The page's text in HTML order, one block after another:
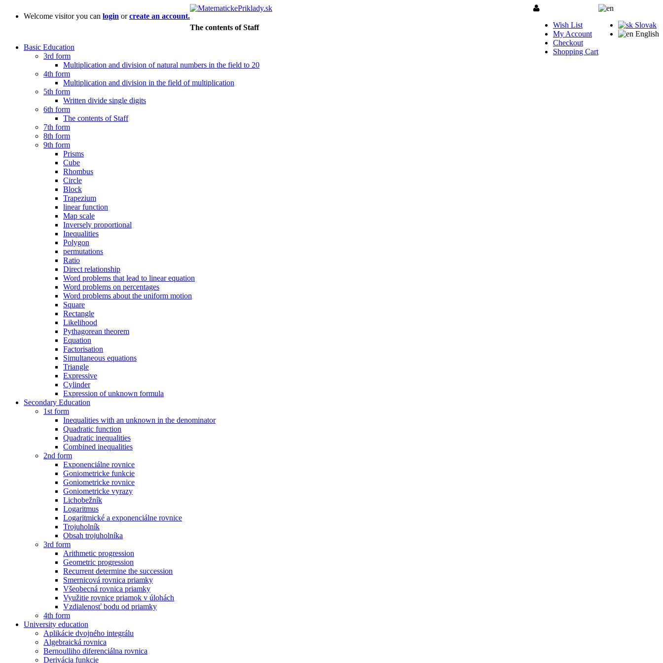
Slovak
English
Welcome visitor you can login orcreate an account.
Wish List
My Account
Checkout
Shopping Cart
The contents of Staff
Basic Education
3rd form
Multiplication and division of natural numbers in the field to 20
4th form
Multiplication and division in the field of multiplication
5th form
Written divide single digits
6th form
The contents of Staff
7th form
8th form
9th form
Prisms
Cube
Rhombus
Circle
Block
Trapezium
linear function
Map scale
Inversely proportional
Inequalities
Polygon
permutations
Ratio
Direct relationship
Word problems that lead to linear equation
Word problems on percentages
Word problems about the uniform motion
Square
Rectangle
Likelihood
Pythagorean theorem
Equation
Factorisation
Simultaneous equations
Triangle
Expressive
Cylinder
Expression of unknown formula
Secondary Education
1st form
Inequalities with an unknown in the denominator
Quadratic function
Quadratic inequalities
Combined inequalities
2nd form
Exponenciálne rovnice
Goniometricke funkcie
Goniometricke rovnice
Goniometricke vyrazy
Lichobežník
Logaritmus
Logaritmické a exponenciálne rovnice
Trojuholník
Obsah trojuholníka
3rd form
Arithmetic progression
Geometric progression
Recurrent determine the succession
Smernicová rovnica priamky
Všeobecná rovnica priamky
Využitie rovnice priamok v úlohách
Vzdialenosť bodu od priamky
4th form
University education
Aplikácie dvojného integrálu
Algebraická rovnica
Bernoulliho diferenciálna rovnica
Derivácia funkcie